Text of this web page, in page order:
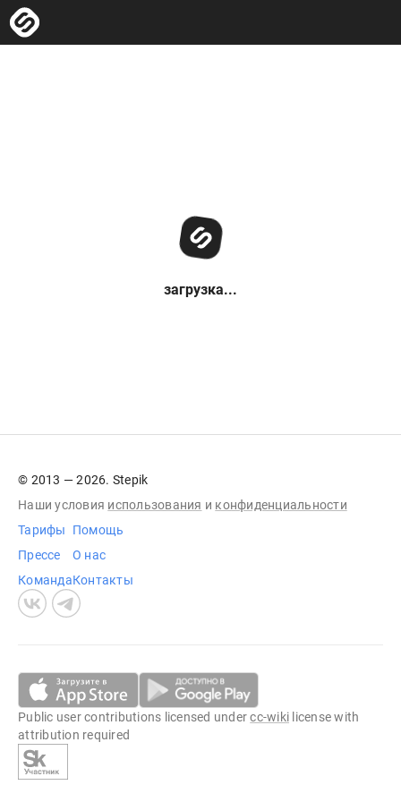
загрузка...
© 2013 — 2026. Stepik
Наши условия использования и конфиденциальности
Тарифы
Прессе
Команда
Помощь
О нас
Контакты
Public user contributions licensed undercc-wiki license with
attribution required